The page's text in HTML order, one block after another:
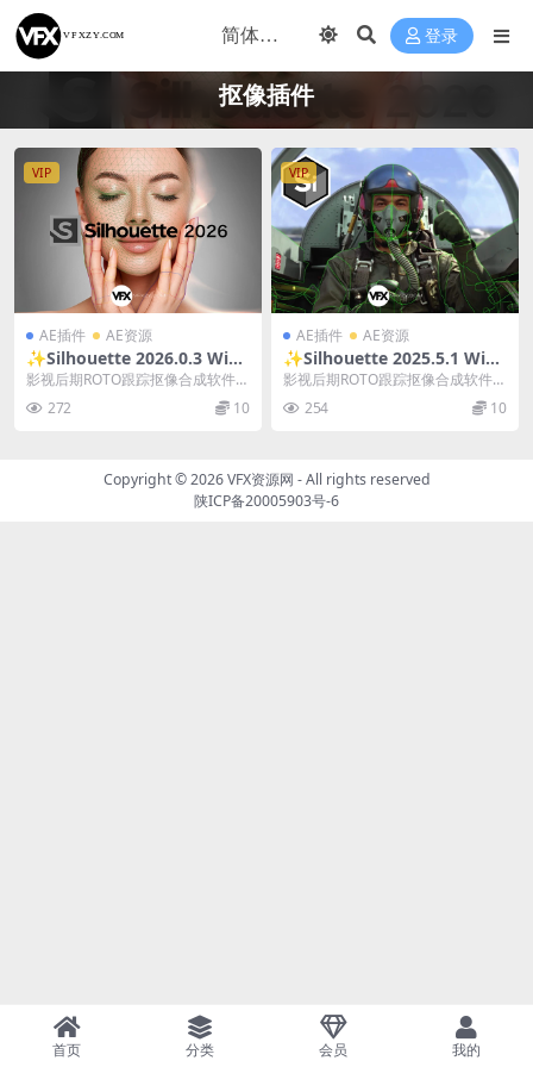
登录
抠像插件
VIP
AE插件 AE资源
✨Silhouette 2026.0.3 Win/
Mac/Linux 电影级Roto智能
抠像软件 + AE/PR/达芬奇/Ve
gas插件套装
影视后期ROTO跟踪抠像合成软件A
E/PR/达芬奇/VEGAS/OFX插件 Bo...
272 10
VIP
AE插件 AE资源
✨Silhouette 2025.5.1 Win/
Mac/Linux 电影级Roto智能
抠像软件 + AE/PR/达芬奇/Ve
gas插件套装
影视后期ROTO跟踪抠像合成软件A
E/PR/达芬奇/VEGAS/OFX插件 Si...
254 10
Copyright © 2026VFX资源网 - All rights reserved
陕ICP备20005903号-6
首页 分类 会员 我的